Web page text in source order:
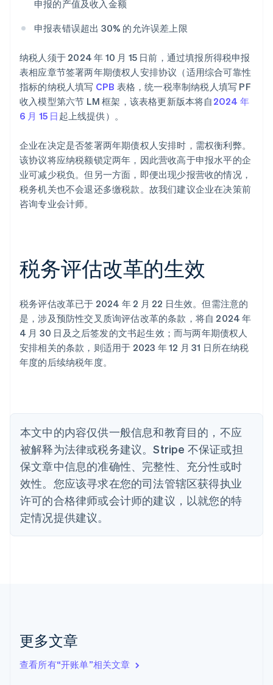
申报的产值及收入金额
申报表错误超出 30% 的允许误差上限
纳税人须于 2024 年 10 月 15 日前，通过填报所得税申报
表相应章节签署两年期债权人安排协议（适用综合可靠性
指标的纳税人填写 CPB 表格，统一税率制纳税人填写 PF
收入模型第六节 LM 框架，该表格更新版本将自 2024 年
6 月 15 日 起上线提供）。
企业在决定是否签署两年期债权人安排时，需权衡利弊。
该协议将应纳税额锁定两年，因此营收高于申报水平的企
业可减少税负。但另一方面，即便出现少报营收的情况，
税务机关也不会退还多缴税款。故我们建议企业在决策前
咨询专业会计师。
税务评估改革的生效
税务评估改革已于 2024 年 2 月 22 日生效。但需注意的
是，涉及预防性交叉质询评估改革的条款，将自 2024 年
4 月 30 日及之后签发的文书起生效；而与两年期债权人
安排相关的条款，则适用于 2023 年 12 月 31 日所在纳税
年度的后续纳税年度。
本文中的内容仅供一般信息和教育目的，不应
被解释为法律或税务建议。Stripe 不保证或担
保文章中信息的准确性、完整性、充分性或时
效性。您应该寻求在您的司法管辖区获得执业
许可的合格律师或会计师的建议，以就您的特
定情况提供建议。
更多文章
查看所有“开账单”相关文章
English
爱沙尼亚
奥地利
Deutsch English
澳大利亚
English
巴西
PortuguêsEnglish
English
丹麦
English
德国
DeutschEnglish
法国
FrançaisEnglish
芬兰
EnglishSvenska
English Italiano
拉脱维亚
立陶宛